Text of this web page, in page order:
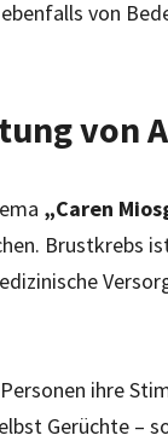
von
von
„Caren
Brustkrebs
ihre
Gerüchte –